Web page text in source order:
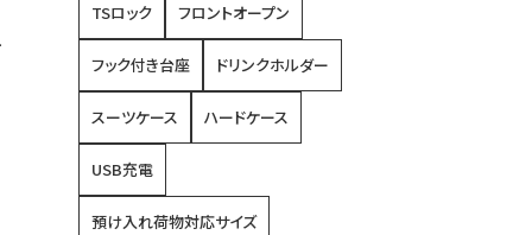
TSロック フロントオープン
フック付き台座 ドリンクホルダー
スーツケース ハードケース
USB充電
預け入れ荷物対応サイズ